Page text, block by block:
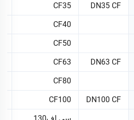
DN35 CF
CF35
CF40
CF50
DN63 CF
CF63
CF80
DN100 CF
CF100